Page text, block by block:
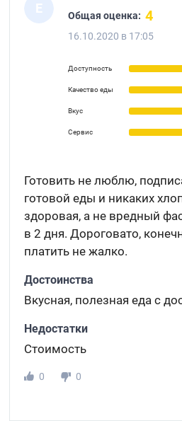
E Общая оценка: 4
16.10.2020 в 17:05
Доступность
Качество еды
Вкус
Сервис
Готовить не люблю,
готовой еды и никаких
здоровая, а не вредный
в 2 дня. Дороговато,
платить не жалко.
Достоинства
Вкусная, полезная еда с
Недостатки
Стоимость
0
0